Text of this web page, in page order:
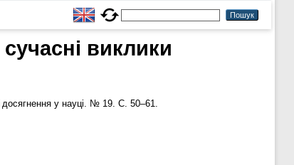
виклики
досягнення у науці. № 19. С. 50–61.